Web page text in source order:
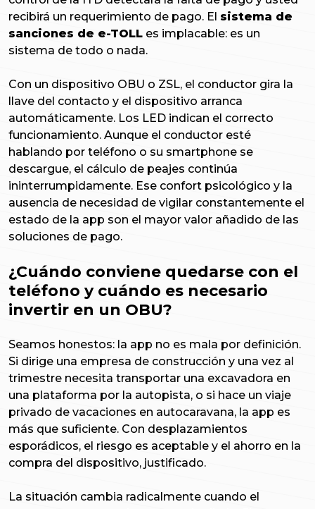
recibirá un requerimiento de pago. El sistema de
sanciones de e-TOLL es implacable: es un
sistema de todo o nada.
Con un dispositivo OBU o ZSL, el conductor gira la
llave del contacto y el dispositivo arranca
automáticamente. Los LED indican el correcto
funcionamiento. Aunque el conductor esté
hablando por teléfono o su smartphone se
descargue, el cálculo de peajes continúa
ininterrumpidamente. Ese confort psicológico y la
ausencia de necesidad de vigilar constantemente el
estado de la app son el mayor valor añadido de las
soluciones de pago.
¿Cuándo conviene quedarse con el
teléfono y cuándo es necesario
invertir en un OBU?
Seamos honestos: la app no es mala por definición.
Si dirige una empresa de construcción y una vez al
trimestre necesita transportar una excavadora en
una plataforma por la autopista, o si hace un viaje
privado de vacaciones en autocaravana, la app es
más que suficiente. Con desplazamientos
esporádicos, el riesgo es aceptable y el ahorro en la
compra del dispositivo, justificado.
La situación cambia radicalmente cuando el